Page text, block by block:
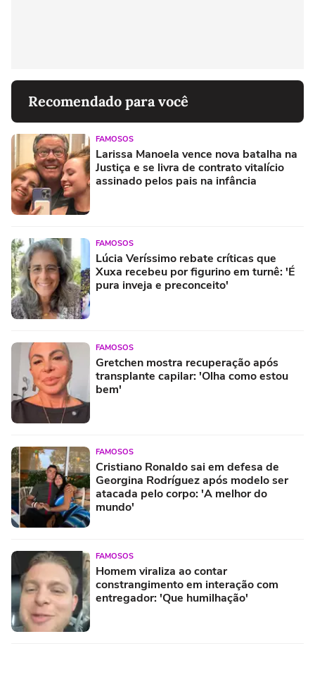
Recomendado para você
FAMOSOS
Larissa Manoela vence nova batalha na
Justiça e se livra de contrato vitalício
assinado pelos pais na infância
FAMOSOS
Lúcia Veríssimo rebate críticas que
Xuxa recebeu por figurino em turnê: 'É
pura inveja e preconceito'
FAMOSOS
Gretchen mostra recuperação após
transplante capilar: 'Olha como estou
bem'
FAMOSOS
Cristiano Ronaldo sai em defesa de
Georgina Rodríguez após modelo ser
atacada pelo corpo: 'A melhor do
mundo'
FAMOSOS
Homem viraliza ao contar
constrangimento em interação com
entregador: 'Que humilhação'